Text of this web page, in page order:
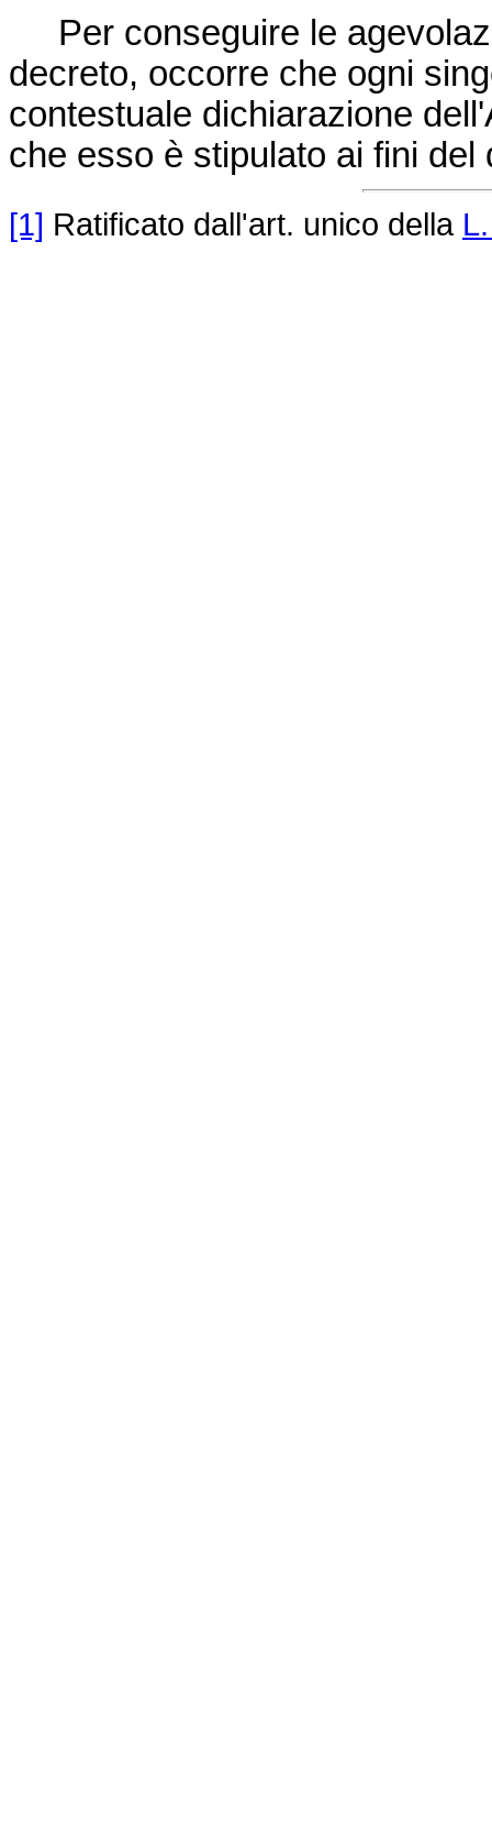
Per conseguire le
decreto, occorre che ogni
contestuale dichiarazione
che esso è stipulato ai fini del
[1] Ratificato dall'art. unico della